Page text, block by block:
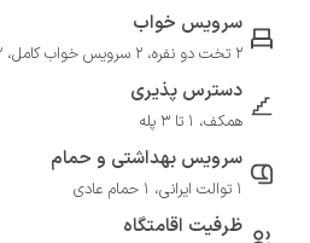
سرویس خواب
2 تخت دو نفره، 2 سرویس خواب کامل، 2 پتو
دسترس پذیری
همکف، 1 تا 3 پله
سرویس بهداشتی و حمام
1 توالت ایرانی، 1 حمام عادی
ظرفیت اقامتگاه